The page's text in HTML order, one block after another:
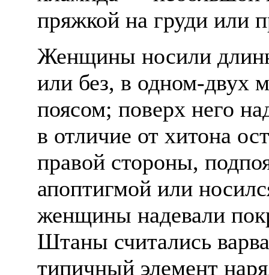
пряжкой на груди или
Женщины носили
или без, в одном-двух
поясом; поверх него
в отличие от хитона
правой стороны,
апоптигмой или
женщины надевали
Штаны считались
типичный элемент